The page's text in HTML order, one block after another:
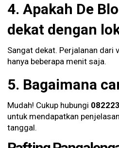
4. Apakah De
dekat dengan
Sangat dekat. Perjalanan
hanya beberapa menit saja.
5. Bagaimana
Mudah! Cukup hubungi
untuk mendapatkan
tanggal.